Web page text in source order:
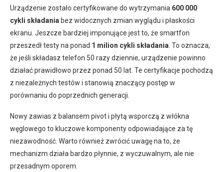
Urządzenie zostało certyfikowane do wytrzymania 600 000
cykli składania bez widocznych zmian wyglądu i płaskości
ekranu. Jeszcze bardziej imponujące jest to, że smartfon
przeszedł testy na ponad 1 milion cykli składania . To oznacza,
że jeśli składasz telefon 50 razy dziennie, urządzenie powinno
działać prawidłowo przez ponad 50 lat. Te certyfikacje pochodzą
z niezależnych testów i stanowią znaczący postęp w
porównaniu do poprzednich generacji.
Nowy zawias z balansem pivot i płytą wsporczą z włókna
węglowego to kluczowe komponenty odpowiadające za tę
niezawodność. Warto również zwrócić uwagę na to, że
mechanizm działa bardzo płynnie, z wyczuwalnym, ale nie
przesadnym oporem.